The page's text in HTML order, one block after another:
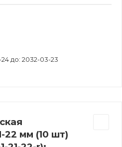
до: 2032-03-23
22 мм (10 шт)